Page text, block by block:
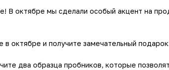
В октябре мы сделали особый акцент на
в октябре и получите замечательный
два образца пробников, которые